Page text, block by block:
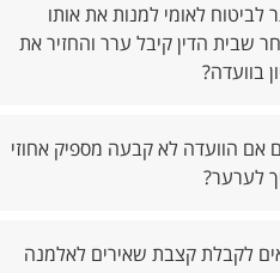
לביטוח לאומי למנות את אותו
שבית הדין קיבל ערר והחזיר את
בוועדה?
אם הוועדה לא קבעה מספיק אחוזי
לערער?
לקבלת קצבת שאירים לאלמנה